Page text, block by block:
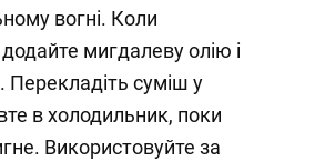
вогні. Коли
мигдалеву олію і
Перекладіть суміш у
в холодильник, поки
Використовуйте за